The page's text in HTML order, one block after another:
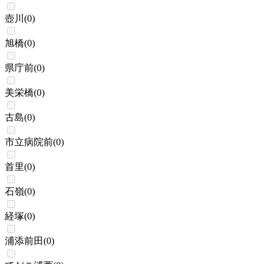
壺川 (0)
旭橋(0)
県庁前(0)
美栄橋(0)
古島(0)
市立病院前(0)
首里(0)
石嶺(0)
経塚(0)
浦添前田(0)